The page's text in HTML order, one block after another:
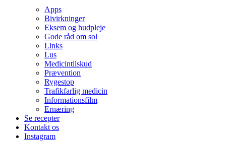
Apps
Bivirkninger
Eksem og hudpleje
Gode råd om sol
Links
Lus
Medicintilskud
Prævention
Rygestop
Trafikfarlig medicin
Informationsfilm
Ernæring
Se recepter
Kontakt os
Instagram